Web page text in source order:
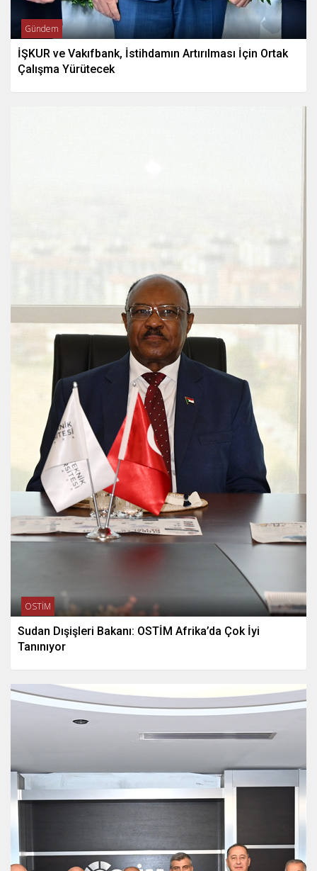
Gündem
İŞKUR ve Vakıfbank, İstihdamın Artırılması İçin Ortak
Çalışma Yürütecek
OSTİM
Sudan Dışişleri Bakanı: OSTİM Afrika’da Çok İyi
Tanınıyor